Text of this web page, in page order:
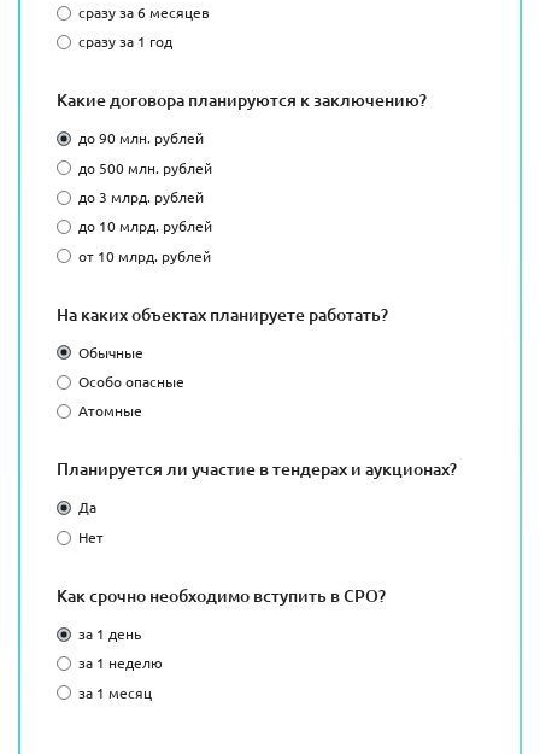
сразу за 6 месяцев
сразу за 1 год
Какие договора планируются к заключению?
до 90 млн. рублей
до 500 млн. рублей
до 3 млрд. рублей
до 10 млрд. рублей
от 10 млрд. рублей
На каких объектах планируете работать?
Обычные
Особо опасные
Атомные
Планируется ли участие в тендерах и аукционах?
Да
Нет
Как срочно необходимо вступить в СРО?
за 1 день
за 1 неделю
за 1 месяц